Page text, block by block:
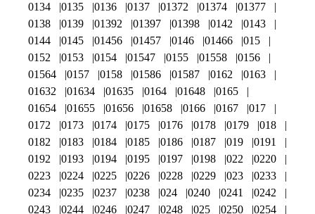
0134
0135 0136 0137 01372 01374
01377
0138
0139 01392 01397 01398 0142
0143
0144
0145 01456 01457 0146 01466
015
0152
0153 0154 01547 0155 01558
0156
01564
0157 0158 01586 01587 0162
0163
01632
01634 01635 0164 01648
0165
01654
01655 01656 01658 0166 0167
017
0172
0173 0174 0175 0176 0178 0179
018
0182
0183 0184 0185 0186 0187 019
0191
0192
0193 0194 0195 0197 0198 022
0220
0223
0224 0225 0226 0228 0229 023
0233
0234
0235 0237 0238 024 0240 0241
0242
0243
0244 0246 0247 0248 025 0250 0254